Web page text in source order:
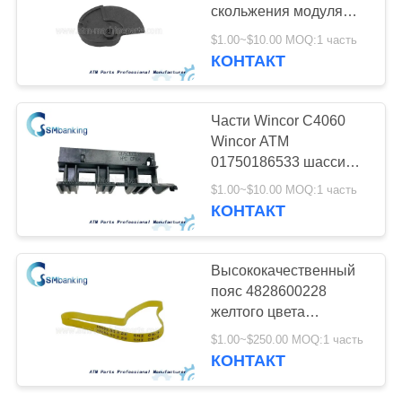
Части NMD ATM
Части для
банкоматов Hitachi
76
скольжения модуля
CCDM VM3
распределителя Wincor
$1.00~$10.00 MOQ:1 часть
КОНТАКТ
Части Wincor C4060
Wincor ATM
01750186533 шасси
1750186533
проводника CCDM
$1.00~$10.00 MOQ:1 часть
КОНТАКТ
Высококачественный
пояс 4828600228
желтого цвета
штабелеукладчика ATM
плоского ремня
$1.00~$250.00 MOQ:1 часть
КОНТАКТ